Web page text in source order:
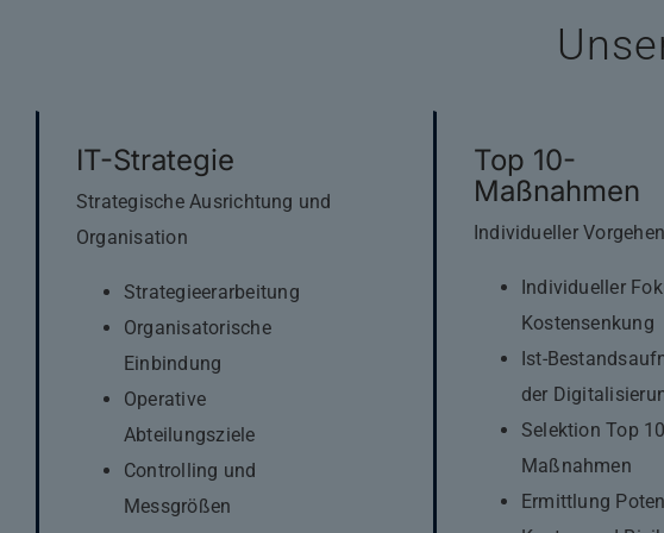
IT-Strategie
Strategische Ausrichtung und
Organisation
Strategieerarbeitung
Organisatorische
Einbindung
Operative
Abteilungsziele
Controlling und
Messgrößen
Top 10-
Maßnahmen
Individueller
Individueller
Kostensenkung
Ist-
der
Selektion Top
Maßnahmen
Ermittlung